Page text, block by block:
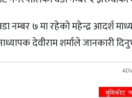
नम्बर ७ मा रहेको महेन्द्र आदर्श
देवीराम शर्माले जानकारी